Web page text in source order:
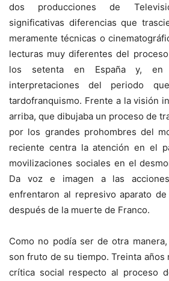
dos producciones de
significativas diferencias que
meramente técnicas o
lecturas muy diferentes del
los setenta en España y, en
interpretaciones del periodo
tardofranquismo. Frente a la visión
arriba, que dibujaba un proceso de
por los grandes prohombres del
reciente centra la atención en el
movilizaciones sociales en el
Da voz e imagen a las
enfrentaron al represivo aparato
después de la muerte de Franco.
Como no podía ser de otra
son fruto de su tiempo. Treinta años
crítica social respecto al proceso